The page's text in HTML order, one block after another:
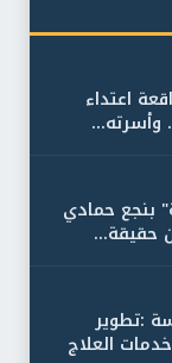
اعتداء
وأسرته...
بنجع حمادي
حقيقة...
:تطوير
العلاج